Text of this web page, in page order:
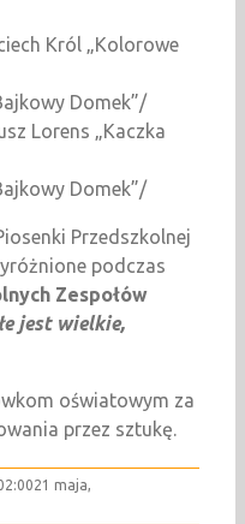
Król „Kolorowe
Domek”/
Lorens „Kaczka
Domek”/
Przedszkolnej
podczas
Zespołów
jest wielkie,
oświatowym za
przez sztukę.
21 maja,